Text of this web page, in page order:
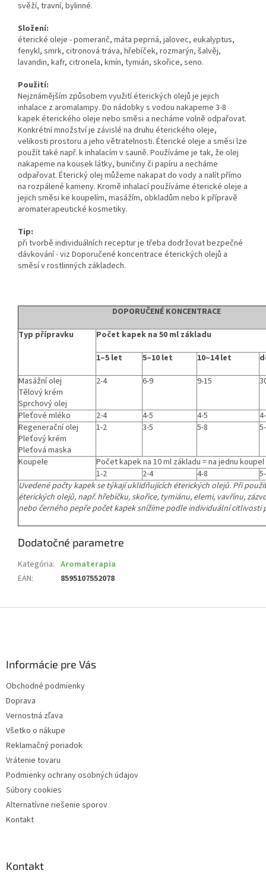
svěží, travní, bylinné.
Složení:
éterické oleje - pomeranč, máta peprná, jalovec, eukalyptus,
fenykl, smrk, citronová tráva, hřebíček, rozmarýn, šalvěj,
lavandin, kafr, citronela, kmín, tymián, skořice, seno.
Použití:
Nejznámějším způsobem využití éterických olejů je jejich
inhalace z aromalampy. Do nádobky s vodou nakapeme 3-8
kapek éterického oleje nebo směsi a necháme volně odpařovat.
Konkrétní množství je závislé na druhu éterického oleje,
velikosti prostoru a jeho větratelnosti. Éterické oleje a směsi lze
použít také např. k inhalacím v sauně. Používáme je tak, že olej
nakapeme na kousek látky, buničiny či papíru a necháme
odpařovat. Éterický olej můžeme nakapat do vody a nalít přímo
na rozpálené kameny. Kromě inhalací používáme éterické oleje a
jejich směsi ke koupelím, masážím, obkladům nebo k přípravě
aromaterapeutické kosmetiky.
Tip:
při tvorbě individuálních receptur je třeba dodržovat bezpečné
dávkování - viz Doporučené koncentrace éterických olejů a
směsí v rostlinných základech.
DOPORUČENÉ KONCENTRACE
Typ přípravku
Počet kapek na 50 ml základu
1–5 let
5–10 let 10–14 let
Masážní olej
Tělový krém
Sprchový olej
2-4 6-9 9-15
Pleťové mléko 2-4 4-5 4-5
Regenerační olej
Pleťový krém
Pleťová maska
1-2 3-5 5-8
Koupele
Počet kapek na 10 ml základu = na jednu koupel
1-2
2-4 4-8
Uvedené počty kapek se týkají uklidňujících éterických olejů. Při
éterických olejů, např. hřebíčku, skořice, tymiánu, elemi, vavřínu,
nebo černého pepře počet kapek snížíme podle individuální citlivosti
Dodatočné parametre
Kategória: Aromaterapia
EAN: 8595107552078
Informácie pre Vás
Obchodné podmienky
Doprava
Vernostná zľava
Všetko o nákupe
Reklamačný poriadok
Vrátenie tovaru
Podmienky ochrany osobných údajov
Súbory cookies
Alternatívne riešenie sporov
Kontakt
Kontakt